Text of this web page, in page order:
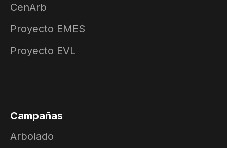
CenArb
Proyecto EMES
Proyecto EVL
Campañas
Arbolado